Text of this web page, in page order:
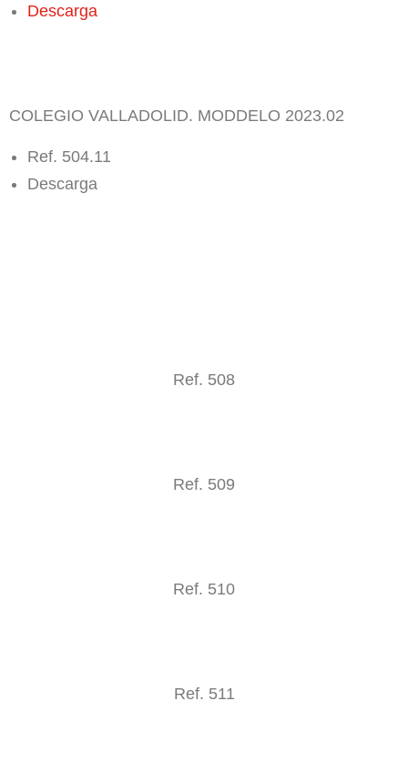
Descarga
COLEGIO VALLADOLID. MODDELO 2023.02
Ref. 504.11
Descarga
Ref. 508
Ref. 509
Ref. 510
Ref. 511